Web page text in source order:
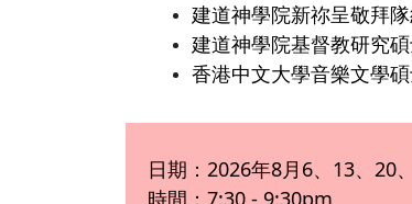
建道神學院新祢呈敬拜
建道神學院基督教研究碩
香港中文大學音樂文學
日期：2026年8月6、13、20
時間：7:30 - 9:30pm